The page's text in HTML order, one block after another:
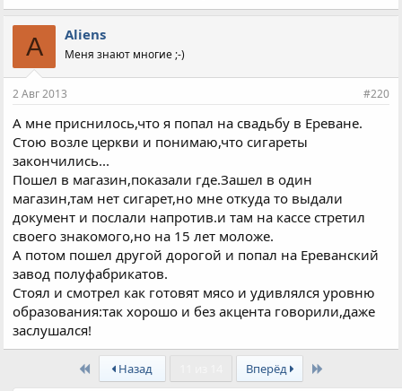
A Aliens
Меня знают многие ;-)
2 Авг 2013 #220
А мне приснилось,что я попал на свадьбу в Ереване.
Стою возле церкви и понимаю,что сигареты
закончились...
Пошел в магазин,показали где.Зашел в один
магазин,там нет сигарет,но мне откуда то выдали
документ и послали напротив.и там на кассе стретил
своего знакомого,но на 15 лет моложе.
А потом пошел другой дорогой и попал на Ереванский
завод полуфабрикатов.
Стоял и смотрел как готовят мясо и удивлялся уровню
образования:так хорошо и без акцента говорили,даже
заслушался!
First Назад Вперёд